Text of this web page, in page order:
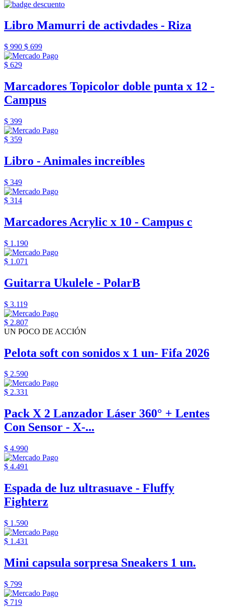
Libro Mamurri de activdades - Riza
$ 990 $ 699
$ 629
Marcadores Topicolor doble punta x 12 -
Campus
$ 399
$ 359
Libro - Animales increíbles
$ 349
$ 314
Marcadores Acrylic x 10 - Campus c
$ 1.190
$ 1.071
Guitarra Ukulele - PolarB
$ 3.119
$ 2.807
UN POCO DE ACCIÓN
Pelota soft con sonidos x 1 un- Fifa 2026
$ 2.590
$ 2.331
Pack X 2 Lanzador Láser 360° + Lentes
Con Sensor - X-...
$ 4.990
$ 4.491
Espada de luz ultrasuave - Fluffy
Fighterz
$ 1.590
$ 1.431
Mini capsula sorpresa Sneakers 1 un.
$ 799
$ 719